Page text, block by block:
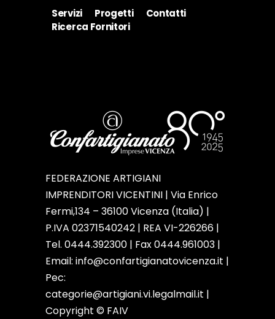
Servizi Progetti
Contatti
Ricerca Fornitori
FEDERAZIONE ARTIGIANI
IMPRENDITORI VICENTINI | Via Enrico
Fermi,134 – 36100 Vicenza (Italia) |
P.IVA 02371540242 | REA VI-226266 |
Tel. 0444.392300 | Fax 0444.961003 |
Email: info@confartigianatovicenza.it |
Pec:
categorie@artigiani.vi.legalmail.it |
Copyright © FAIV